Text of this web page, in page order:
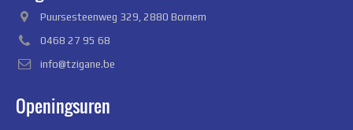
Puursesteenweg 329, 2880 Bornem
0468 27 95 68
info@tzigane.be
Openingsuren